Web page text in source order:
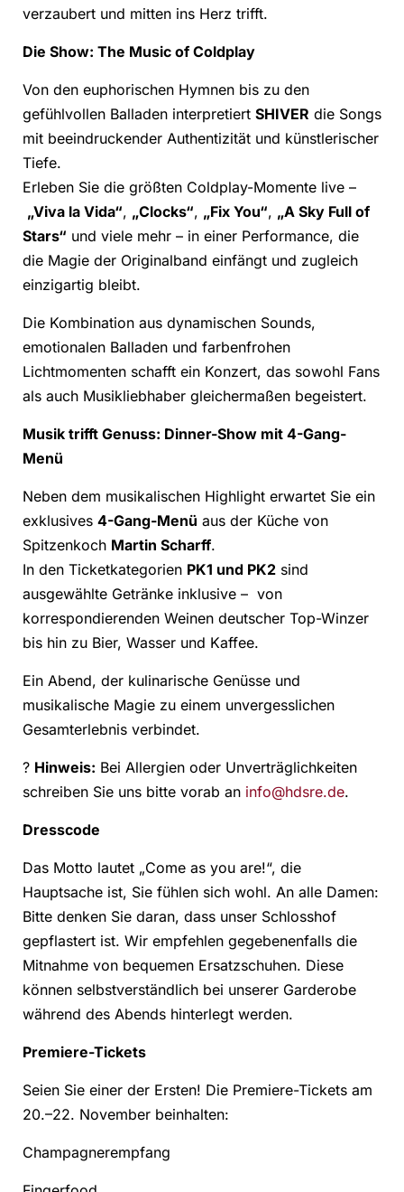
verzaubert und mitten ins Herz trifft.
Die Show: The Music of Coldplay
Von den euphorischen Hymnen bis zu den
gefühlvollen Balladen interpretiert SHIVER die Songs
mit beeindruckender Authentizität und künstlerischer
Tiefe.
Erleben Sie die größten Coldplay-Momente live –
„Viva la Vida“, „Clocks“, „Fix You“, „A Sky Full of
Stars“ und viele mehr – in einer Performance, die
die Magie der Originalband einfängt und zugleich
einzigartig bleibt.
Die Kombination aus dynamischen Sounds,
emotionalen Balladen und farbenfrohen
Lichtmomenten schafft ein Konzert, das sowohl Fans
als auch Musikliebhaber gleichermaßen begeistert.
Musik trifft Genuss: Dinner-Show mit 4-Gang-
Menü
Neben dem musikalischen Highlight erwartet Sie ein
exklusives 4-Gang-Menü aus der Küche von
Spitzenkoch Martin Scharff.
In den Ticketkategorien PK1 und PK2 sind
ausgewählte Getränke inklusive – von
korrespondierenden Weinen deutscher Top-Winzer
bis hin zu Bier, Wasser und Kaffee.
Ein Abend, der kulinarische Genüsse und
musikalische Magie zu einem unvergesslichen
Gesamterlebnis verbindet.
? Hinweis: Bei Allergien oder Unverträglichkeiten
schreiben Sie uns bitte vorab an info@hdsre.de.
Dresscode
Das Motto lautet „Come as you are!“, die
Hauptsache ist, Sie fühlen sich wohl. An alle Damen:
Bitte denken Sie daran, dass unser Schlosshof
gepflastert ist. Wir empfehlen gegebenenfalls die
Mitnahme von bequemen Ersatzschuhen. Diese
können selbstverständlich bei unserer Garderobe
während des Abends hinterlegt werden.
Premiere-Tickets
Seien Sie einer der Ersten! Die Premiere-Tickets am
20.–22. November beinhalten:
Champagnerempfang